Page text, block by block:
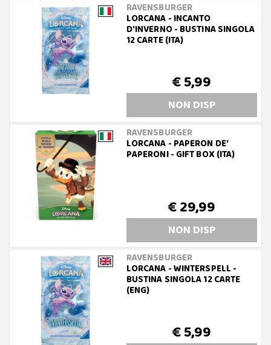
RAVENSBURGER
LORCANA - INCANTO
D'INVERNO - BUSTINA SINGOLA
12 CARTE (ITA)
€ 5,99
NON DISP
RAVENSBURGER
LORCANA - PAPERON DE'
PAPERONI - GIFT BOX (ITA)
€ 29,99
NON DISP
RAVENSBURGER
LORCANA - WINTERSPELL -
BUSTINA SINGOLA 12 CARTE
(ENG)
€ 5,99